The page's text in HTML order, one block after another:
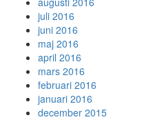
juli 2016
juni 2016
maj 2016
april 2016
mars 2016
februari 2016
januari 2016
december 2015